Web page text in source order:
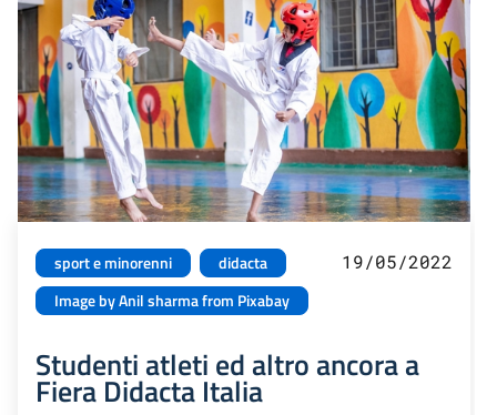
sport e minorenni
didacta
Image by Anil sharma from Pixabay
19/05/2022
Studenti atleti ed altro ancora a
Fiera Didacta Italia